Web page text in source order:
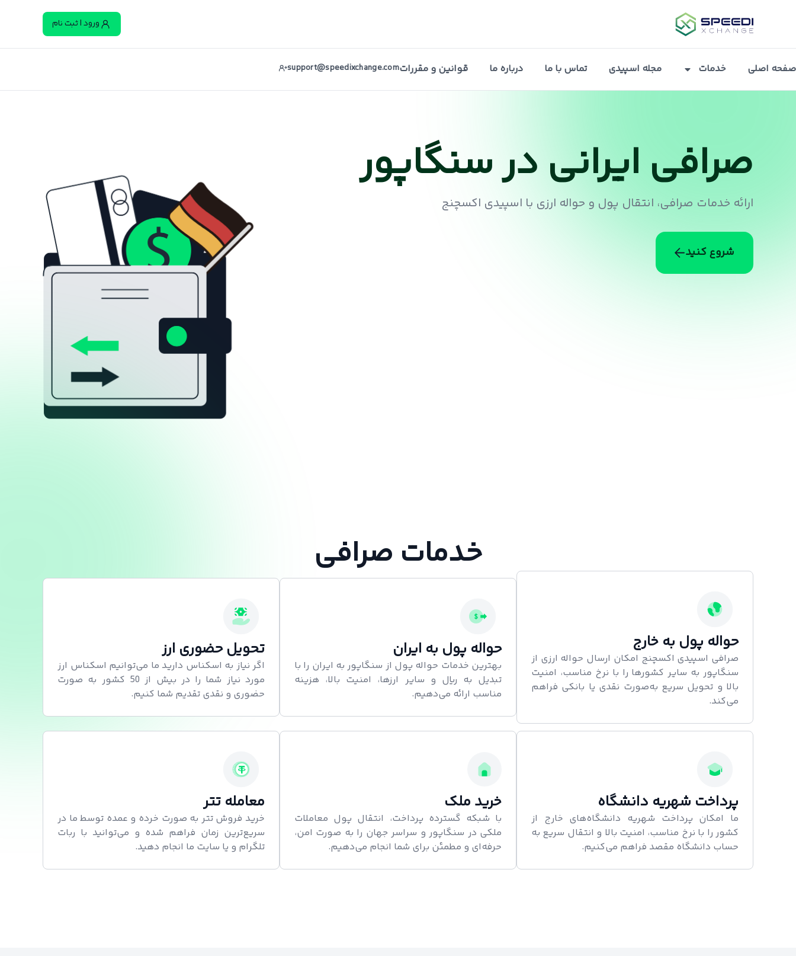
ورود | ثبت نام
صفحه اصلی خدمات مجله اسپیدی تماس با ما درباره ما قوانین و مقرراتsupport@speedixchange.com
صرافی ایرانی در سنگاپور
ارائه خدمات صرافی، انتقال پول و حواله ارزی با اسپیدی اکسچنج
شروع کنید
خدمات صرافی
حواله پول به خارج
صرافی اسپیدی اکسچنج امکان ارسال حواله ارزی از
سنگاپور به سایر کشورها را با نرخ مناسب، امنیت
بالا و تحویل سریع به‌صورت نقدی یا بانکی فراهم
می‌کند.
حواله پول به ایران
بهترین خدمات حواله پول از سنگاپور به ایران را با
تبدیل به ریال و سایر ارزها، امنیت بالا، هزینه
مناسب ارائه می‌دهیم.
تحویل حضوری ارز
اگر نیاز به اسکناس دارید ما می‌توانیم اسکناس ارز
مورد نیاز شما را در بیش از 50 کشور به صورت
حضوری و نقدی تقدیم شما کنیم.
پرداخت شهریه دانشگاه
ما امکان پرداخت شهریه دانشگاه‌های خارج از
کشور را با نرخ مناسب، امنیت بالا و انتقال سریع به
حساب دانشگاه مقصد فراهم می‌کنیم.
خرید ملک
با شبکه گسترده پرداخت، انتقال پول معاملات
ملکی در سنگاپور و سراسر جهان را به صورت امن،
حرفه‌ای و مطمئن برای شما انجام می‌دهیم.
معامله تتر
خرید فروش تتر به صورت خرده و عمده توسط ما در
سریع‌ترین زمان فراهم شده و می‌توانید با ربات
تلگرام و یا سایت ما انجام دهید.